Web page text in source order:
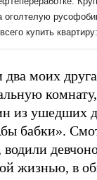
моих
из ушедших
бабки».
водили
жизнью, в